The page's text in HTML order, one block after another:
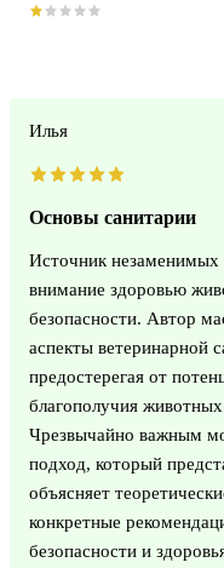
Илья
Основы санитарии
Источник незаменимых
внимание здоровью
безопасности. Автор
аспекты ветеринарной
предостерегая от
благополучия животных
Чрезвычайно важным
подход, который
объясняет
конкретные
безопасности и